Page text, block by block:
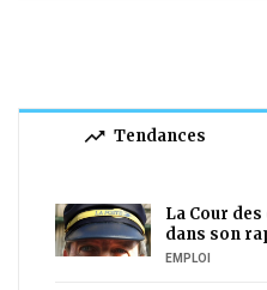
trending_up Tendances
La Cour
dans son
EMPLOI